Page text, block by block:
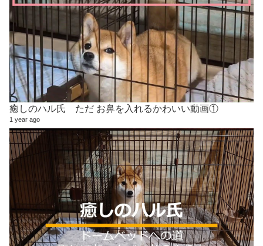
癒しのハル氏 ただ お鼻を入れるかわいい動画①
1 year ago